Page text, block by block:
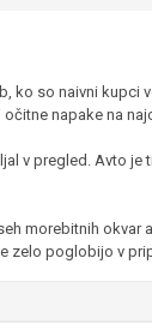
ko so naivni kupci
napake na
v pregled. Avto
morebitnih okvar
zelo poglobijo v